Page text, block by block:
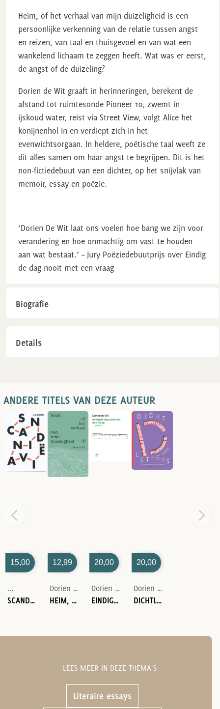
Heim, of het verhaal van mijn duizeligheid is een
persoonlijke verkenning van de relatie tussen angst
en reizen, van taal en thuisgevoel en van wat een
wankelend lichaam te zeggen heeft. Wat was er eerst,
de angst of de duizeling?
Dorien de Wit graaft in herinneringen, berekent de
afstand tot ruimtesonde Pioneer 10, zwemt in
ijskoud water, reist via Street View, volgt Alice het
konijnenhol in en verdiept zich in het
evenwichtsorgaan. In heldere, poëtische taal weeft ze
dit alles samen om haar angst te begrijpen. Dit is het
non-fictiedebuut van een dichter, op het snijvlak van
memoir, essay en poëzie.
‘Dorien De Wit laat ons voelen hoe bang we zijn voor
verandering en hoe onmachtig om vast te houden
aan wat bestaat.’ – Jury Poëziedebuutprijs over Eindig
de dag nooit met een vraag
Biografie
Details
ANDERE TITELS VAN DEZE AUTEUR
15,00
...
SCANDINAVIË
12,99
Dorien de Wit
HEIM, OF HET VERHAAL VAN MIJN DUIZELIGHEID
20,00
Dorien de Wit
EINDIG DE DAG NOOIT MET EEN VRAAG
20,00
Dorien De Wit-Hilde Meeus-Janna Meeus
DICHTLETTERS
Literaire essays
LEES MEER IN DEZE THEMA'S